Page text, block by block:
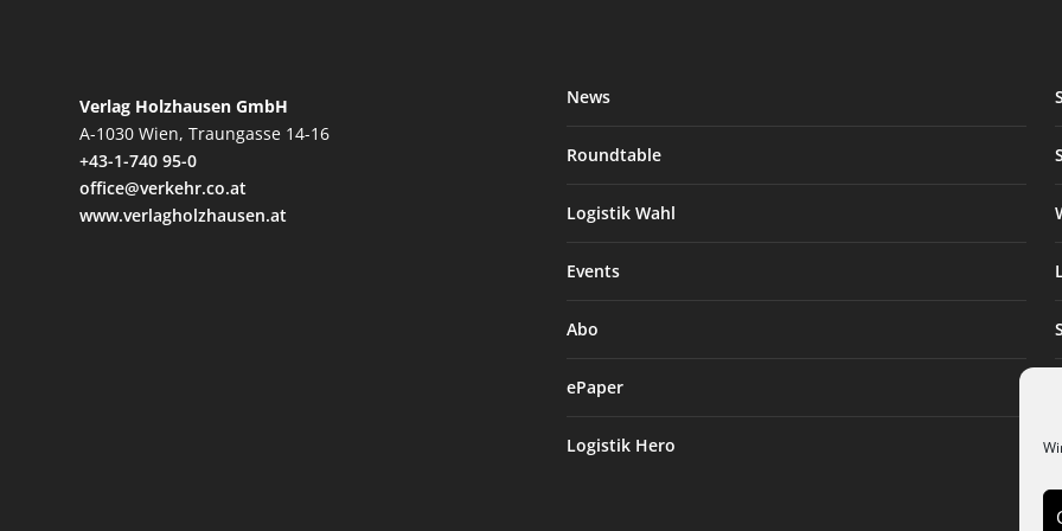
Verlag Holzhausen GmbH
A-1030 Wien, Traungasse 14-16
+43-1-740 95-0
office@verkehr.co.at
www.verlagholzhausen.at
News
Roundtable
Logistik Wahl
Events
Abo
ePaper
Logistik Hero